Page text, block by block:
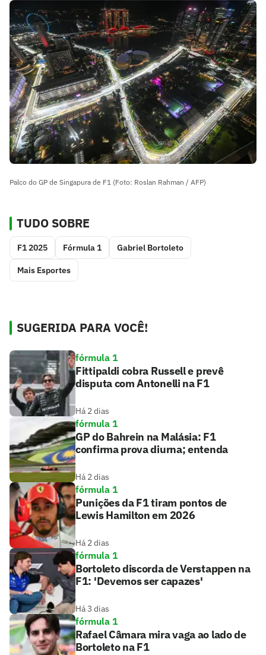
Palco do GP de Singapura de F1 (Foto: Roslan Rahman / AFP)
TUDO SOBRE
F1 2025 Fórmula 1 Gabriel Bortoleto
Mais Esportes
SUGERIDA PARA VOCÊ!
fórmula 1
Fittipaldi cobra Russell e prevê
disputa com Antonelli na F1
Há 2 dias
fórmula 1
GP do Bahrein na Malásia: F1
confirma prova diurna; entenda
Há 2 dias
fórmula 1
Punições da F1 tiram pontos de
Lewis Hamilton em 2026
Há 2 dias
fórmula 1
Bortoleto discorda de Verstappen na
F1: 'Devemos ser capazes'
Há 3 dias
fórmula 1
Rafael Câmara mira vaga ao lado de
Bortoleto na F1